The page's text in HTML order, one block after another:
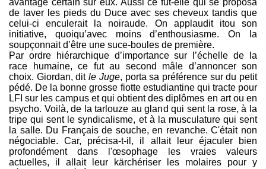
avantage certain sur eux. Aussi ce fut-elle qui se proposa
de laver les pieds du Duce avec ses cheveux tandis que
celui-ci enculerait la noiraude. On applaudit itou son
initiative, quoiqu’avec moins d’enthousiasme. On la
soupçonnait d’être une suce-boules de première.
Par ordre hiérarchique d’importance sur l’échelle de la
race humaine, ce fut au second mâle d’annoncer son
choix. Giordan, ditle Juge, porta sa préférence sur du petit
pédé. De la bonne grosse fiotte estudiantine qui tracte pour
LFI sur les campus et qui obtient des diplômes en art ou en
psycho. Voilà, de la tarlouze au gland qui sent la rose, à la
tripe qui sent le syndicalisme, et à la musculature qui sent
la salle. Du Français de souche, en revanche. C'était non
négociable. Car, précisa-t-il, il allait leur éjaculer bien
profondément dans l'œsophage les vraies valeurs
actuelles, il allait leur kärchériser les molaires pour y